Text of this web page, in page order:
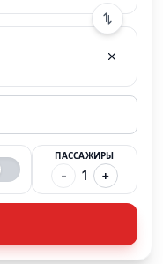
ПАССАЖИРЫ
- 1 +